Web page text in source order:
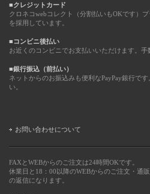
■クレジットカード
クロネコwebコレクト（分割払いもOKです）
を採用しています。
■コンビニ後払い
お近くのコンビニでお支払いいただけます。手
■銀行振込（前払い）
ネットからのお振込みも便利なPayPay銀行で
い。
お問い合わせについて
FAXとWEBからのご注文は24時間OKです。
休業日と18：00以降のWEBからのご注文・通
の返信になります。